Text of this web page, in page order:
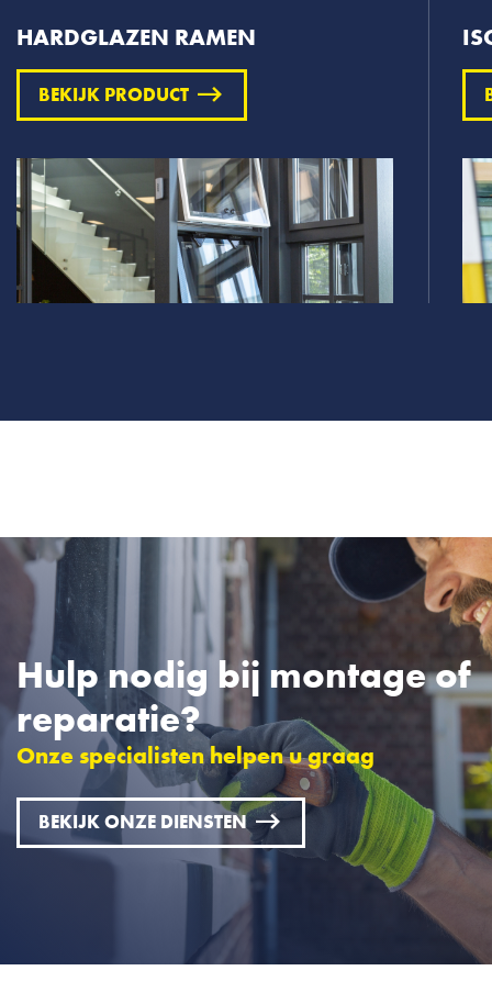
HARDGLAZEN RAMEN
BEKIJK PRODUCT
Hulp nodig bij montage of
reparatie?
Onze specialisten helpen u graag
BEKIJK ONZE DIENSTEN